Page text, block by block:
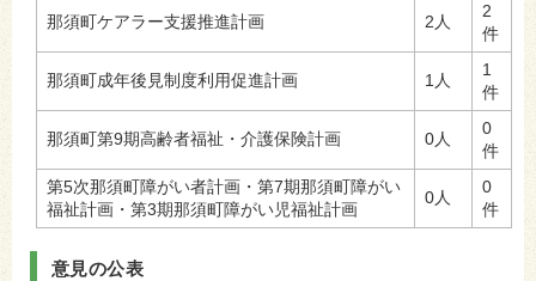
那須町ケアラー支援推進計画 2人
2
件
那須町成年後見制度利用促進計画 1人
1
件
那須町第9期高齢者福祉・介護保険計画 0人
0
件
第5次那須町障がい者計画・第7期那須町障がい
福祉計画・第3期那須町障がい児福祉計画
0人
0
件
意見の公表